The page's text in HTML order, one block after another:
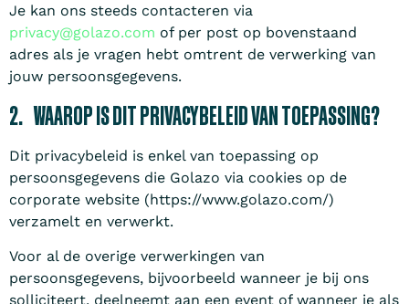
Je kan ons steeds contacteren via
privacy@golazo.com of per post op bovenstaand
adres als je vragen hebt omtrent de verwerking van
jouw persoonsgegevens.
2. WAAROP IS DIT PRIVACYBELEID VAN TOEPASSING?
Dit privacybeleid is enkel van toepassing op
persoonsgegevens die Golazo via cookies op de
corporate website (https://www.golazo.com/)
verzamelt en verwerkt.
Voor al de overige verwerkingen van
persoonsgegevens, bijvoorbeeld wanneer je bij ons
solliciteert, deelneemt aan een event of wanneer je als